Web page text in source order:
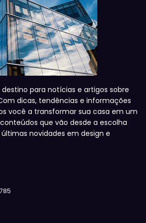
destino para notícias e artigos sobre
dicas, tendências e informações
você a transformar sua casa em um
que vão desde a escolha
novidades em design e